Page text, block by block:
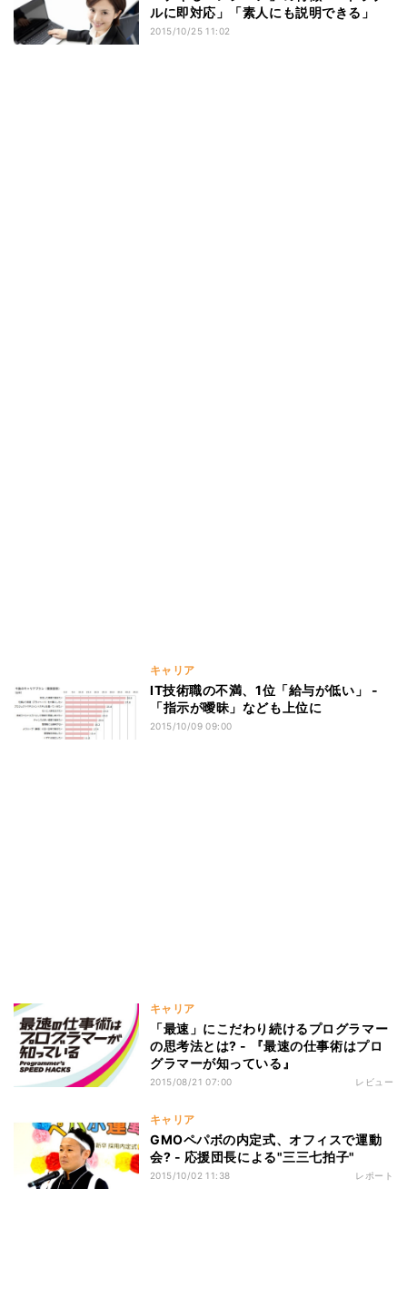
ルに即対応」「素人にも説明できる」
2015/10/25 11:02
キャリア
IT技術職の不満、1位「給与が低い」 -
「指示が曖昧」なども上位に
2015/10/09 09:00
キャリア
「最速」にこだわり続けるプログラマー
の思考法とは? - 『最速の仕事術はプロ
グラマーが知っている』
2015/08/21 07:00 レビュー
キャリア
GMOペパボの内定式、オフィスで運動
会? - 応援団長による"三三七拍子"
2015/10/02 11:38 レポート